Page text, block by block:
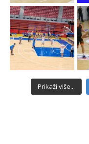
Prikaži više...